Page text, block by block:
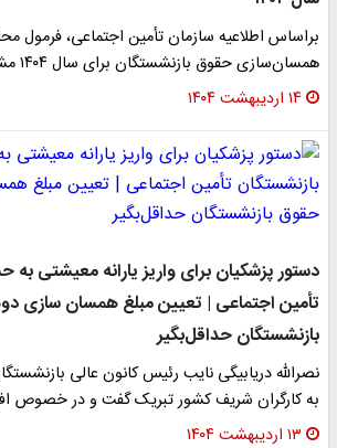
براساس اطلاعیه سازمان تأمین اجتماعی، فرمول
همسان‌سازی حقوق بازنشستگان برای سال ۱۴۰۴ مشخص شده است.…
۱۴ اردیبهشت ۱۴۰۴
دستور پزشکیان برای واریز یارانه معیشتی
تأمین اجتماعی | تعیین مبلغ همسان سازی
بازنشستگان حداقل‌بگیر
نصرالله دریابیگی نایب رئیس کانون عالی
به کارگران شریف کشور تبریک گفت و در خصوص
۱۳ اردیبهشت ۱۴۰۴